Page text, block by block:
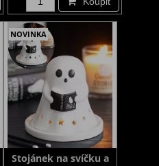
NOVINKA
Stojánek na svíčku a